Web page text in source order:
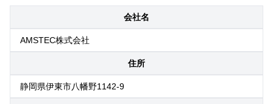
会社名
AMSTEC株式会社
住所
静岡県伊東市八幡野1142-9